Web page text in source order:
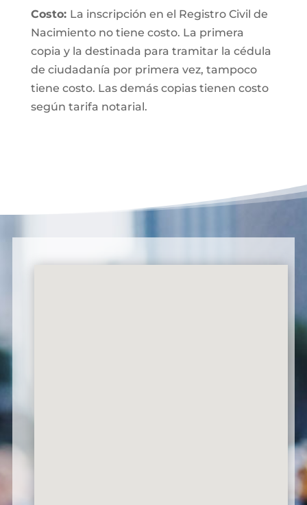
Costo: La inscripción en el Registro Civil de
Nacimiento no tiene costo. La primera
copia y la destinada para tramitar la cédula
de ciudadanía por primera vez, tampoco
tiene costo. Las demás copias tienen costo
según tarifa notarial.